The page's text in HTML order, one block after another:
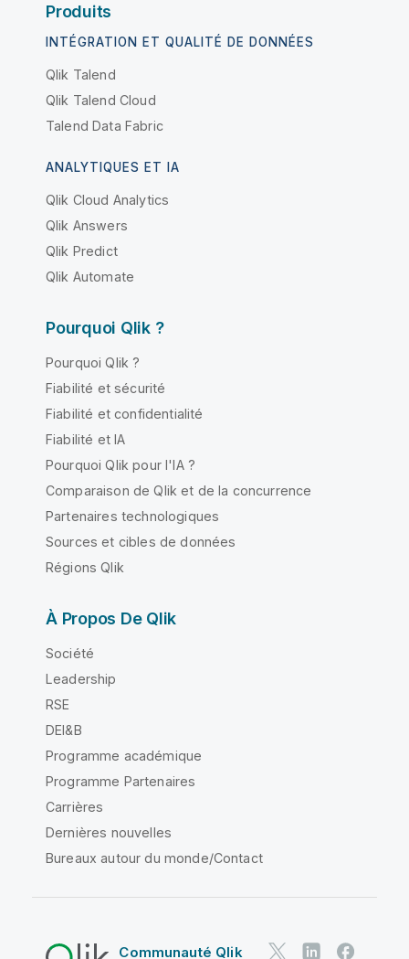
Produits
INTÉGRATION ET QUALITÉ DE DONNÉES
Qlik Talend
Qlik Talend Cloud
Talend Data Fabric
ANALYTIQUES ET IA
Qlik Cloud Analytics
Qlik Answers
Qlik Predict
Qlik Automate
Pourquoi Qlik ?
Pourquoi Qlik ?
Fiabilité et sécurité
Fiabilité et confidentialité
Fiabilité et IA
Pourquoi Qlik pour l'IA ?
Comparaison de Qlik et de la concurrence
Partenaires technologiques
Sources et cibles de données
Régions Qlik
À Propos De Qlik
Société
Leadership
RSE
DEI&B
Programme académique
Programme Partenaires
Carrières
Dernières nouvelles
Bureaux autour du monde/Contact
Communauté Qlik